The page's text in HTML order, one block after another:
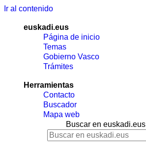
Ir al contenido
euskadi.eus
Página de inicio
Temas
Gobierno Vasco
Trámites
Herramientas
Contacto
Buscador
Mapa web
Buscar en euskadi.eus